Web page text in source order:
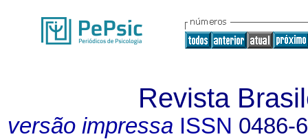
Revista
versão impressa ISSN 0486-